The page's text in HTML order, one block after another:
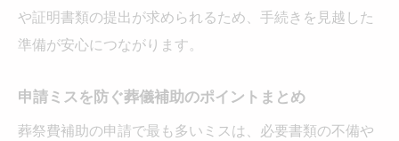
や証明書類の提出が求められるため、手続きを見越した
準備が安心につながります。
申請ミスを防ぐ葬儀補助のポイントまとめ
葬祭費補助の申請で最も多いミスは、必要書類の不備や